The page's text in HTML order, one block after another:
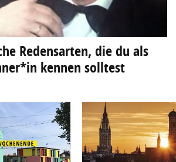
Redensarten, die du als
kennen solltest